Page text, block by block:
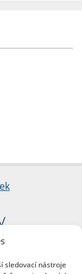
sledovací nástroje